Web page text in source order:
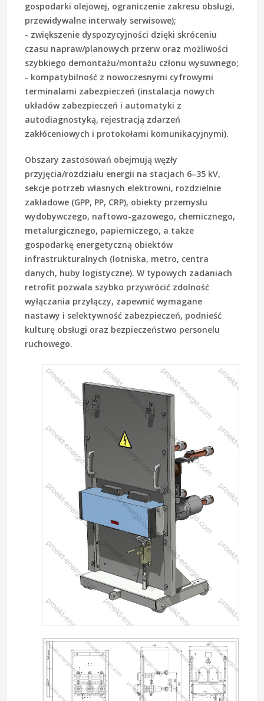
gospodarki olejowej, ograniczenie zakresu obsługi,
przewidywalne interwały serwisowe);
- zwiększenie dyspozycyjności dzięki skróceniu
czasu napraw/planowych przerw oraz możliwości
szybkiego demontażu/montażu członu wysuwnego;
- kompatybilność z nowoczesnymi cyfrowymi
terminalami zabezpieczeń (instalacja nowych
układów zabezpieczeń i automatyki z
autodiagnostyką, rejestracją zdarzeń
zakłóceniowych i protokołami komunikacyjnymi).
Obszary zastosowań obejmują węzły
przyjęcia/rozdziału energii na stacjach 6–35 kV,
sekcje potrzeb własnych elektrowni, rozdzielnie
zakładowe (GPP, PP, CRP), obiekty przemysłu
wydobywczego, naftowo-gazowego, chemicznego,
metalurgicznego, papierniczego, a także
gospodarkę energetyczną obiektów
infrastrukturalnych (lotniska, metro, centra
danych, huby logistyczne). W typowych zadaniach
retrofit pozwala szybko przywrócić zdolność
wyłączania przyłączy, zapewnić wymagane
nastawy i selektywność zabezpieczeń, podnieść
kulturę obsługi oraz bezpieczeństwo personelu
ruchowego.